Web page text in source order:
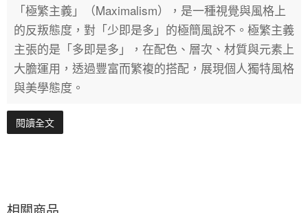
「極繁主義」（Maximalism），是一種視覺與風格上
的反叛態度，對「少即是多」的極簡風說不。極繁主義
主張的是「多即是多」，在配色、層次、材質與元素上
大膽運用，透過豐富而繁複的搭配，展現個人獨特風格
與美學態度。
閱讀全文
相關商品